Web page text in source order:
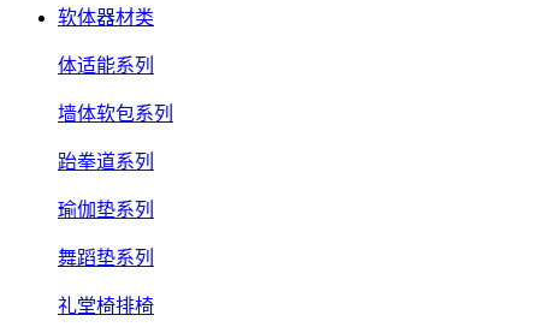
软体器材类
体适能系列
墙体软包系列
跆拳道系列
瑜伽垫系列
舞蹈垫系列
礼堂椅排椅